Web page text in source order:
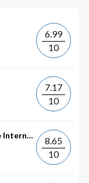
6.99
10
7.17
10
Diplôme d'établissement en Commerce International et...
8.65
10